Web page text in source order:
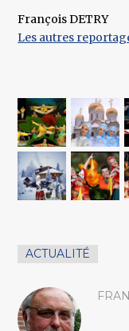
François DETRY
Les autres
ACTUALITÉ